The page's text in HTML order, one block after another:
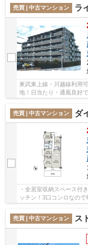
売買 | 中古マンション
ラ
東武東上線・川越線利用可！川越
地！日当たり・通風良好
売買 | 中古マンション
ダ
・全居室収納スペース付
ッチン！3口コンロなの
売買 | 中古マンション
ス